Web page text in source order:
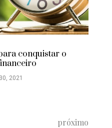
conquistar o
2021
próximo